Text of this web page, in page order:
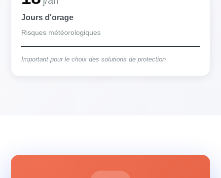
Jours d'orage
Risques météorologiques
Important pour le choix des solutions de protection